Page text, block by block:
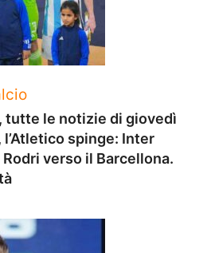
tutte le notizie di giovedì
spinge: Inter
verso il Barcellona.